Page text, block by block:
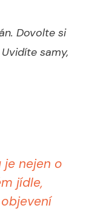
Dovolte si
samy,
je nejen o
jídle,